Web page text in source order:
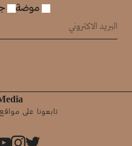
موضة
تابعونا على